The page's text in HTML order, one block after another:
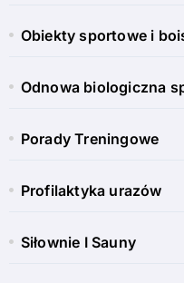
Obiekty sportowe i
Odnowa biologiczna
Porady Treningowe
Profilaktyka urazów
Siłownie I Sauny